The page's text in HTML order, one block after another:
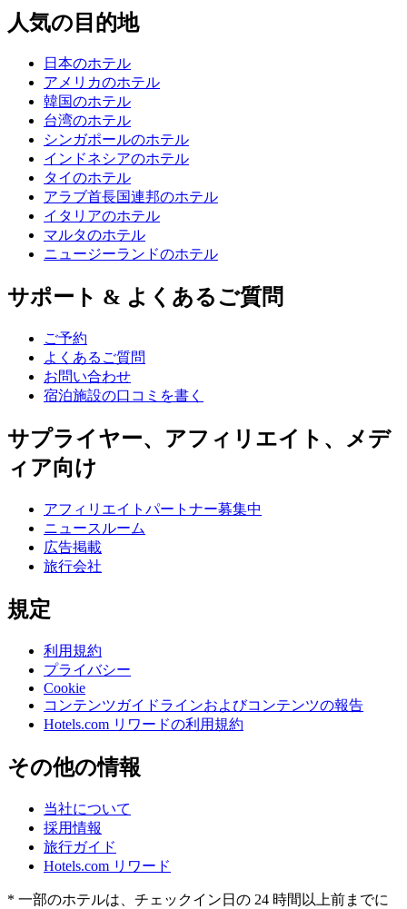
人気の目的地
日本のホテル
アメリカのホテル
韓国のホテル
台湾のホテル
シンガポールのホテル
インドネシアのホテル
タイのホテル
アラブ首長国連邦のホテル
イタリアのホテル
マルタのホテル
ニュージーランドのホテル
サポート & よくあるご質問
ご予約
よくあるご質問
お問い合わせ
宿泊施設の口コミを書く
サプライヤー、アフィリエイト、メデ
ィア向け
アフィリエイトパートナー募集中
ニュースルーム
広告掲載
旅行会社
規定
利用規約
プライバシー
Cookie
コンテンツガイドラインおよびコンテンツの報告
Hotels.com リワードの利用規約
その他の情報
当社について
採用情報
旅行ガイド
Hotels.com リワード
* 一部のホテルは、チェックイン日の 24 時間以上前までに